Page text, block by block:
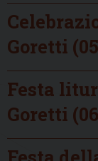
Goretti
Festa
Goretti